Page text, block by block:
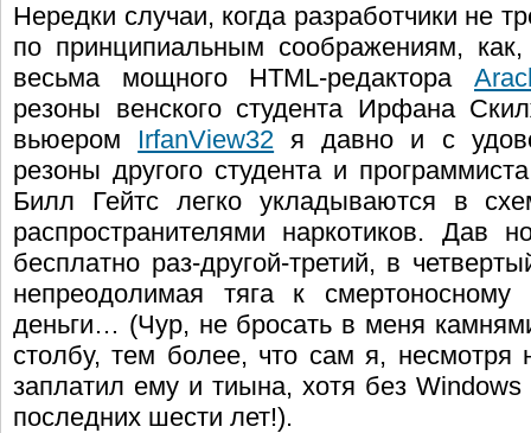
Нередки случаи, когда разработчики не
по принципиальным соображениям,
весьма мощного HTML-редактора
резоны венского студента Ирфана
вьюером IrfanView32 я давно и с
резоны другого студента и
Билл Гейтс легко укладываются в
распространителями наркотиков. Дав
бесплатно раз-другой-третий, в
непреодолимая тяга к
деньги… (Чур, не бросать в меня
столбу, тем более, что сам я, несмотря
заплатил ему и тиына, хотя без
последних шести лет!).